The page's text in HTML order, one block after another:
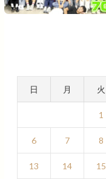
日 月 火
1
6 7 8
13 14 15